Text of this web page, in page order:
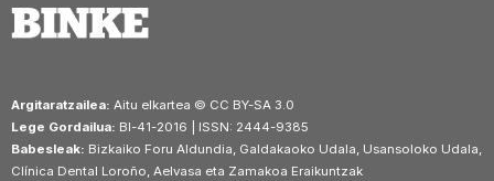
Argitaratzailea: Aitu elkartea © CC BY-SA 3.0
Lege Gordailua: BI-41-2016 | ISSN: 2444-9385
Babesleak: Bizkaiko Foru Aldundia, Galdakaoko Udala, Usansoloko Udala,
Clínica Dental Loroño, Aelvasa eta Zamakoa Eraikuntzak